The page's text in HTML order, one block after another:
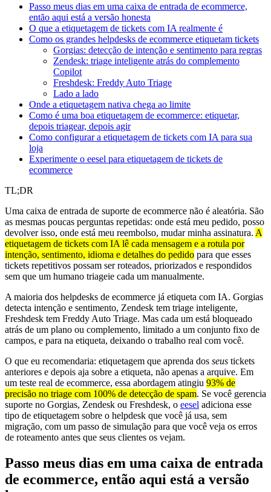
Passo meus dias em uma caixa de entrada de ecommerce,
então aqui está a versão honesta
O que a etiquetagem de tickets com IA realmente é
Como os grandes helpdesks de ecommerce etiquetam tickets
Gorgias: detecção de intenção e sentimento para regras
Zendesk: triage inteligente atrás do complemento
Copilot
Freshdesk: Freddy Auto Triage
Lado a lado
Onde a etiquetagem nativa chega ao limite
Como é uma boa etiquetagem de ecommerce: etiquetar,
depois triagear, depois agir
Como configurar a etiquetagem de tickets com IA para sua
loja
Experimente o eesel para etiquetagem de tickets de
ecommerce
TL;DR
Uma caixa de entrada de suporte de ecommerce não é aleatória. São
as mesmas poucas perguntas repetidas: onde está meu pedido, posso
devolver isso, onde está meu reembolso, mudar minha assinatura. A
etiquetagem de tickets com IA lê cada mensagem e a rotula por
intenção, sentimento, idioma e detalhes do pedido para que esses
tickets repetitivos possam ser roteados, priorizados e respondidos
sem que um humano triageie cada um manualmente.
A maioria dos helpdesks de ecommerce já etiqueta com IA. Gorgias
detecta intenção e sentimento, Zendesk tem triage inteligente,
Freshdesk tem Freddy Auto Triage. Mas cada um está bloqueado
atrás de um plano ou complemento, limitado a um conjunto fixo de
campos, e para na etiqueta, deixando o trabalho real com você.
O que eu recomendaria: etiquetagem que aprenda dos seus tickets
anteriores e depois aja sobre a etiqueta, não apenas a arquive. Em
um teste real de ecommerce, essa abordagem atingiu 93% de
precisão no triage com 100% de detecção de spam. Se você gerencia
suporte no Gorgias, Zendesk ou Freshdesk, o eesel adiciona esse
tipo de etiquetagem sobre o helpdesk que você já usa, sem
migração, com um passo de simulação para que você veja os erros
de roteamento antes que seus clientes os vejam.
Passo meus dias em uma caixa de entrada
de ecommerce, então aqui está a versão